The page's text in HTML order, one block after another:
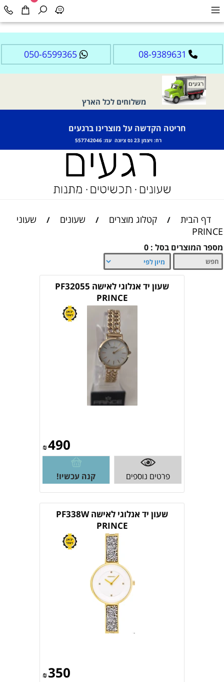
08-9389631
050-6599365
משלוחים לכל הארץ
חריטה הקדשה על מוצרינו ברגעים
רח: ויצמן 23 נס ציונה עמ: 557742046
דף הבית / קטלוג מוצרים / שעונים /
שעוני
PRINCE
מספר המוצרים בסל : 0
שעון יד אנלוגי לאישה PF32055
PRINCE
₪490
פרטים נוספים קנה עכשיו!
שעון יד אנלוגי לאישה PF338W
PRINCE
₪350